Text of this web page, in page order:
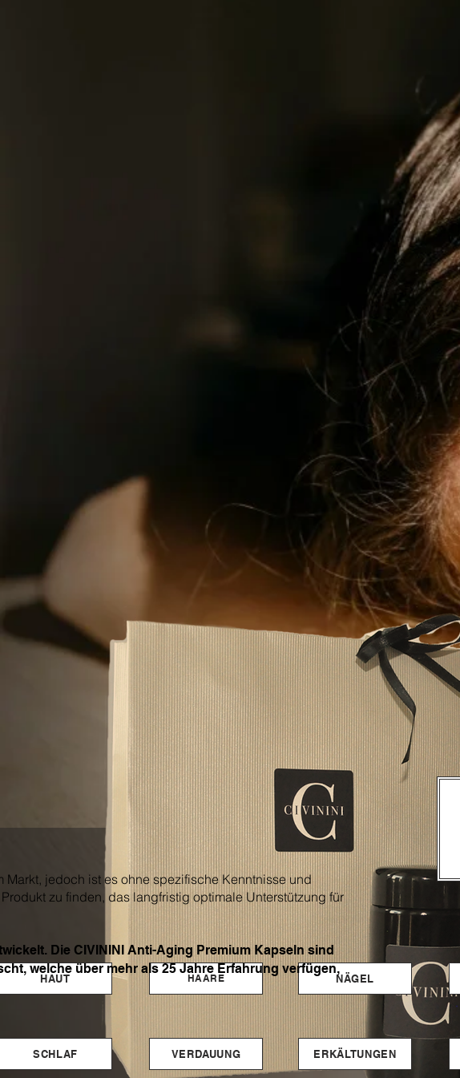
HAUT HAARE NÄGEL
SCHLAF VERDAUUNG ERKÄLTUNGEN
jedoch ist es ohne spezifische Kenntnisse und
zu finden, das langfristig optimale Unterstützung für
Die CIVININI Anti-Aging Premium Kapseln sind
welche über mehr als 25 Jahre Erfahrung verfügen,